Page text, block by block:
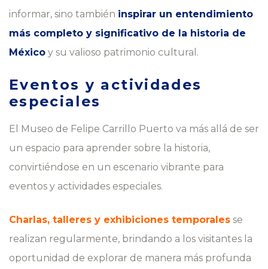
informar, sino también inspirar un entendimiento
más completo y significativo de la historia de
México y su valioso patrimonio cultural.
Eventos y actividades
especiales
El Museo de Felipe Carrillo Puerto va más allá de ser
un espacio para aprender sobre la historia,
convirtiéndose en un escenario vibrante para
eventos y actividades especiales.
Charlas, talleres y exhibiciones temporales se
realizan regularmente, brindando a los visitantes la
oportunidad de explorar de manera más profunda